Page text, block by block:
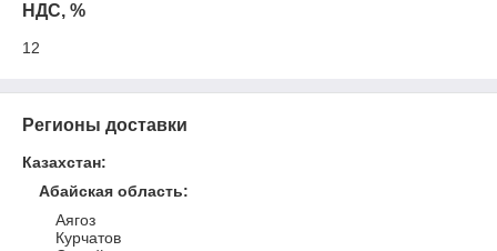
НДС, %
12
Регионы доставки
Казахстан:
Абайская область:
Аягоз
Курчатов